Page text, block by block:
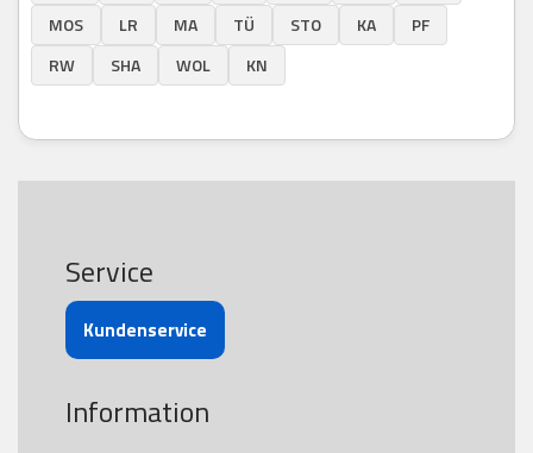
MOS
LR MA TÜ STO KA
PF
RW
SHA WOL KN
Service
Kundenservice
Information